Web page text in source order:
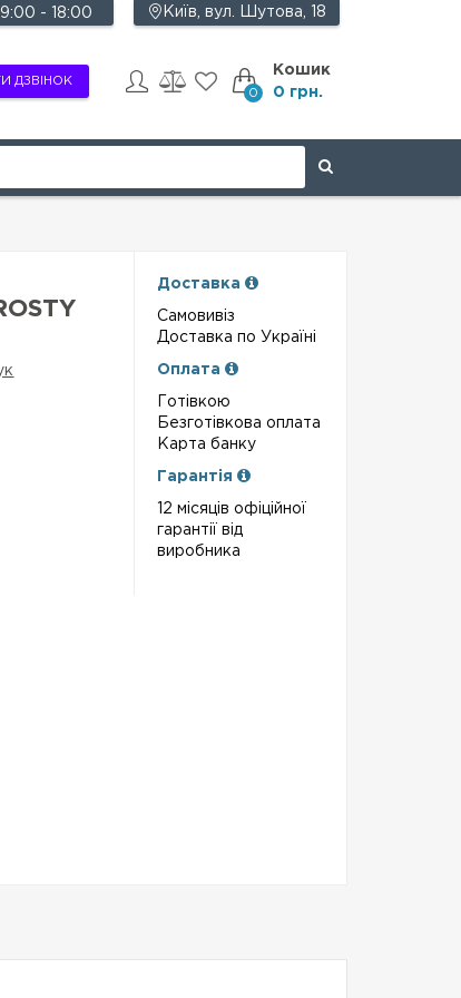
Київ, вул. Шутова, 18
ДЗВІНОК
- 18:00
Кошик
0 0 грн.
Доставка
Самовивіз
Доставка по Україні
Оплата
Готівкою
Безготівкова оплата
Карта банку
Гарантія
12 місяців офіційної
гарантії від
виробника